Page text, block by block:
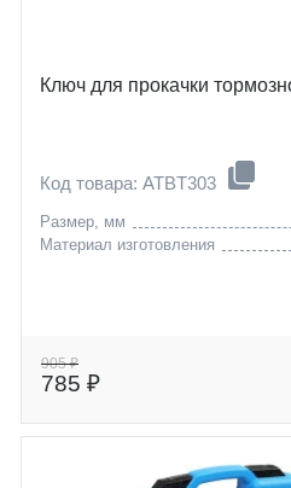
Ключ для прокачки
Код товара: ATBT303
Размер, мм
Материал изготовления
905 ₽
785 ₽